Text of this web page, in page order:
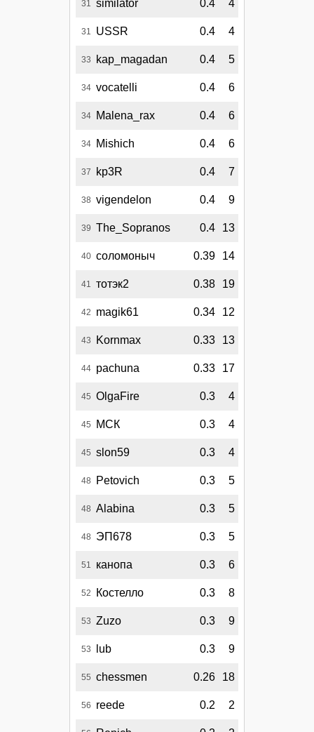
31 similator 0.4 4
31 USSR 0.4 4
33 kap_magadan 0.4 5
34 vocatelli 0.4 6
34 Malena_rax 0.4 6
34 Mishich 0.4 6
37 kp3R 0.4 7
38 vigendelon 0.4 9
39 The_Sopranos 0.4 13
40 соломоныч 0.39 14
41 тотэк2 0.38 19
42 magik61 0.34 12
43 Kornmax 0.33 13
44 pachuna 0.33 17
45 OlgaFire 0.3 4
45 МСК 0.3 4
45 slon59 0.3 4
48 Petovich 0.3 5
48 Alabina 0.3 5
48 ЭП678 0.3 5
51 канопа 0.3 6
52 Костелло 0.3 8
53 Zuzo 0.3 9
53 lub 0.3 9
55 chessmen 0.26 18
56 reede 0.2 2